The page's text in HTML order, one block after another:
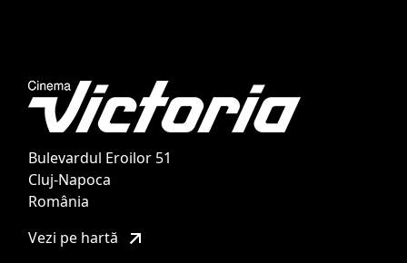
Bulevardul Eroilor 51
Cluj-Napoca
România
Vezi pe hartă